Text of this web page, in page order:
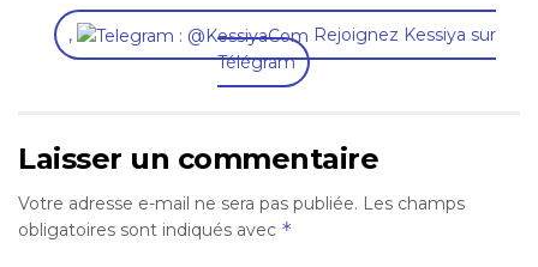
,
Rejoignez Kessiya sur
Télégram
Laisser un commentaire
Votre adresse e-mail ne sera pas publiée. Les champs
obligatoires sont indiqués avec *